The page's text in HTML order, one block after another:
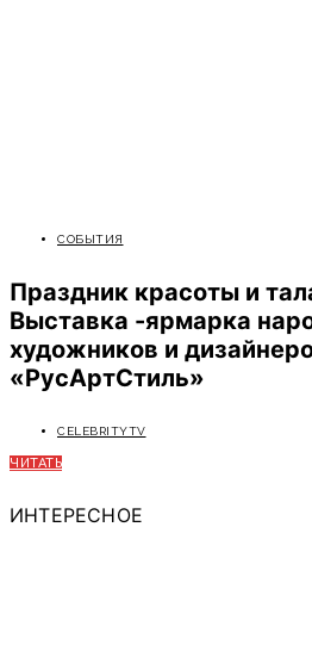
СОБЫТИЯ
Праздник красоты и
Выставка -ярмарка
художников и
«РусАртСтиль»
CELEBRITYTV
ЧИТАТЬ
ИНТЕРЕСНОЕ